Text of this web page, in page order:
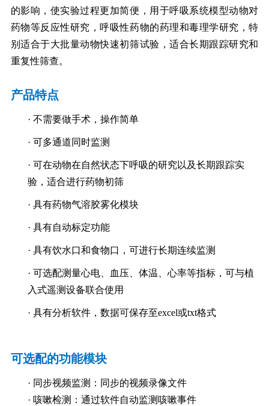
的影响，使实验过程更加简便，用于呼吸系统模型动物对
药物等反应性研究，呼吸性药物的药理和毒理学研究，特
别适合于大批量动物快速初筛试验，适合长期跟踪研究和
重复性筛查。
产品特点
· 不需要做手术，操作简单
· 可多通道同时监测
· 可在动物在自然状态下呼吸的研究以及长期跟踪实
验，适合进行药物初筛
· 具有药物气溶胶雾化模块
· 具有自动标定功能
· 具有饮水口和食物口，可进行长期连续监测
· 可选配测量心电、血压、体温、心率等指标，可与植
入式遥测设备联合使用
· 具有分析软件，数据可保存至excel或txt格式
可选配的功能模块
· 同步视频监测：同步的视频录像文件
· 咳嗽检测：通过软件自动监测咳嗽事件